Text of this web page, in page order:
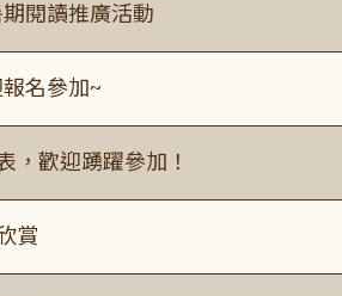
期閱讀推廣活動
名參加~
，歡迎踴躍參加！
賞